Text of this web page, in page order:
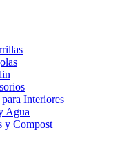
Interiores
Agua
y Compost